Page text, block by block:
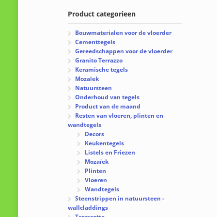
Product categorieen
Bouwmaterialen voor de vloerder
Cementtegels
Gereedschappen voor de vloerder
Granito Terrazzo
Keramische tegels
Mozaïek
Natuursteen
Onderhoud van tegels
Product van de maand
Resten van vloeren, plinten en
wandtegels
Decors
Keukentegels
Listels en Friezen
Mozaïek
Plinten
Vloeren
Wandtegels
Steenstrippen in natuursteen -
wallcladdings